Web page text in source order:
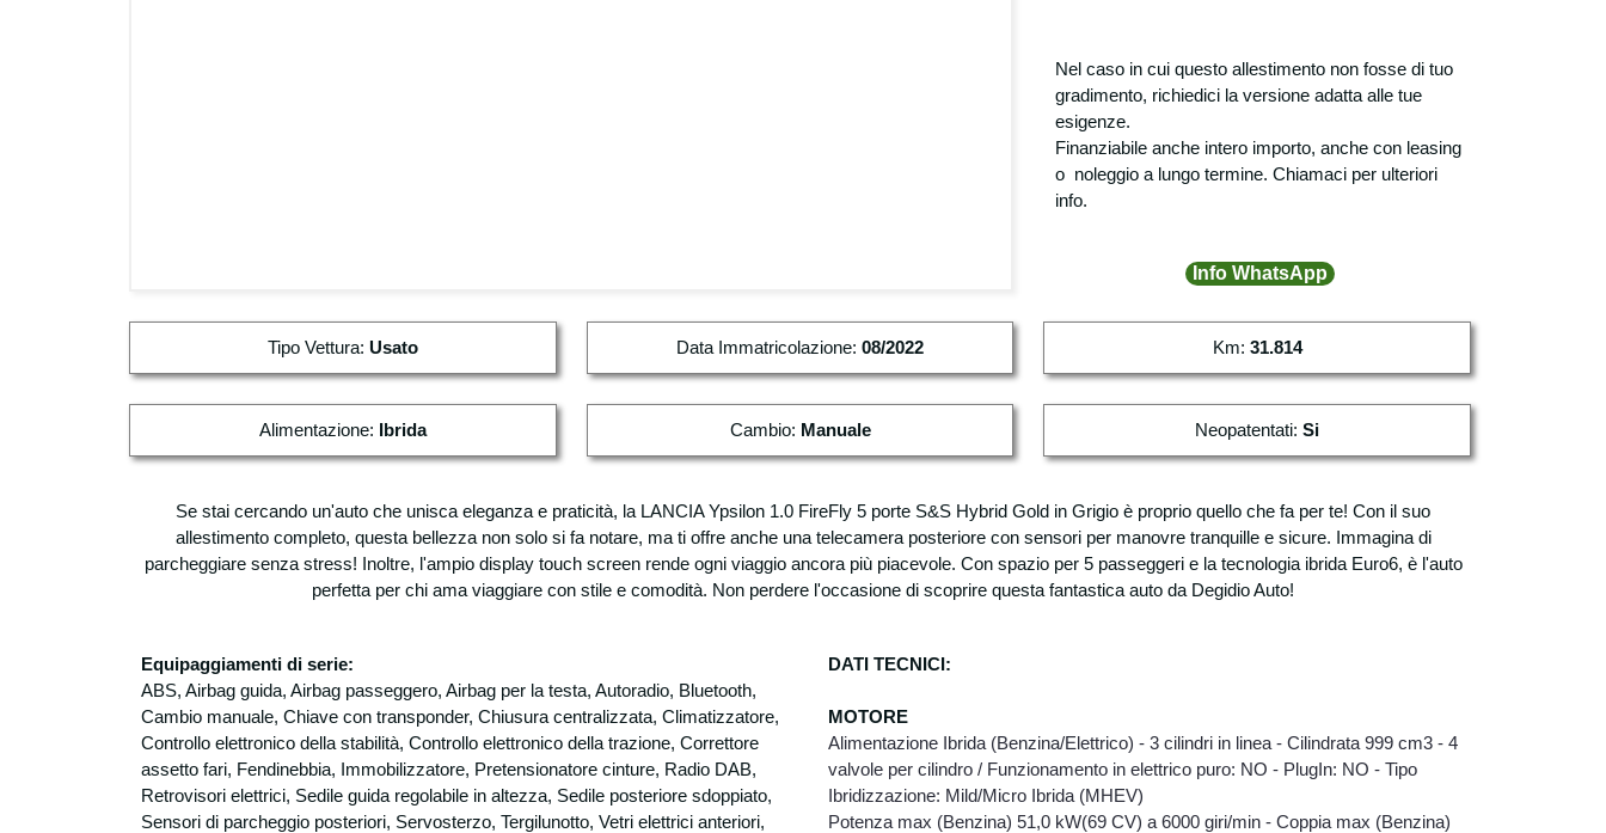
Nel caso in cui questo allestimento non fosse di tuo
gradimento, richiedici la versione adatta alle tue
esigenze.
Finanziabile anche intero importo, anche con leasing
o noleggio a lungo termine. Chiamaci per ulteriori
info.
Info WhatsApp
Km: 31.814
Data Immatricolazione: 08/2022
Neopatentati: Si
Cambio: Manuale
Tipo Vettura: Usato
Alimentazione: Ibrida
Se stai cercando un'auto che unisca eleganza e praticità, la LANCIA Ypsilon 1.0 FireFly 5 porte S&S Hybrid Gold in Grigio è proprio quello che fa per te! Con il suo
allestimento completo, questa bellezza non solo si fa notare, ma ti offre anche una telecamera posteriore con sensori per manovre tranquille e sicure. Immagina di
parcheggiare senza stress! Inoltre, l'ampio display touch screen rende ogni viaggio ancora più piacevole. Con spazio per 5 passeggeri e la tecnologia ibrida Euro6, è l'auto
perfetta per chi ama viaggiare con stile e comodità. Non perdere l'occasione di scoprire questa fantastica auto da Degidio Auto!
Equipaggiamenti di serie:
ABS, Airbag guida, Airbag passeggero, Airbag per la testa, Autoradio, Bluetooth,
Cambio manuale, Chiave con transponder, Chiusura centralizzata, Climatizzatore,
Controllo elettronico della stabilità, Controllo elettronico della trazione, Correttore
assetto fari, Fendinebbia, Immobilizzatore, Pretensionatore cinture, Radio DAB,
Retrovisori elettrici, Sedile guida regolabile in altezza, Sedile posteriore sdoppiato,
Sensori di parcheggio posteriori, Servosterzo, Tergilunotto, Vetri elettrici anteriori,
DATI TECNICI:
MOTORE
Alimentazione Ibrida (Benzina/Elettrico) - 3 cilindri in linea - Cilindrata 999 cm3 - 4
valvole per cilindro / Funzionamento in elettrico puro: NO - PlugIn: NO - Tipo
Ibridizzazione: Mild/Micro Ibrida (MHEV)
Potenza max (Benzina) 51,0 kW(69 CV) a 6000 giri/min - Coppia max (Benzina)